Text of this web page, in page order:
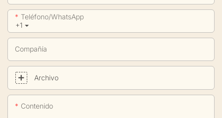
+1
Teléfono/WhatsApp
Compañía
Archivo
Contenido